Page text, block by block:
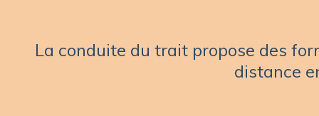
La conduite du trait propose des
distance